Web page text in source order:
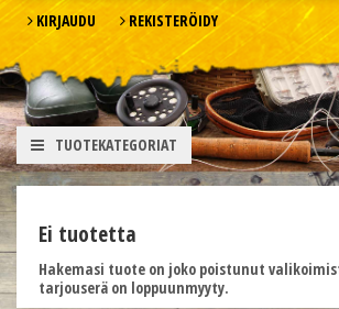
KIRJAUDU REKISTERÖIDY
TUOTEKATEGORIAT
Ei tuotetta
Hakemasi tuote on joko poistunut
tarjouserä on loppuunmyyty.